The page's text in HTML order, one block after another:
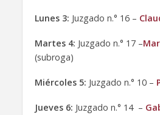
Lunes 3: Juzgado n.° 16 –
Martes 4: Juzgado n.° 17 –
(subroga)
Miércoles 5: Juzgado n.° 10 –
Jueves 6: Juzgado n.° 14 –